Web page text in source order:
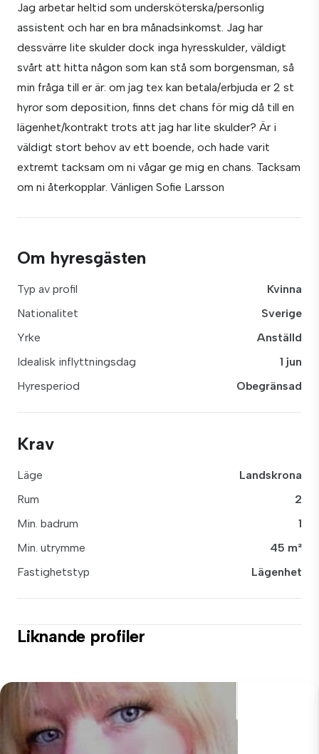
Jag arbetar heltid som undersköterska/personlig
assistent och har en bra månadsinkomst. Jag har
dessvärre lite skulder dock inga hyresskulder, väldigt
svårt att hitta någon som kan stå som borgensman, så
min fråga till er är: om jag tex kan betala/erbjuda er 2 st
hyror som deposition, finns det chans för mig då till en
lägenhet/kontrakt trots att jag har lite skulder? Är i
väldigt stort behov av ett boende, och hade varit
extremt tacksam om ni vågar ge mig en chans. Tacksam
om ni återkopplar. Vänligen Sofie Larsson
Om hyresgästen
Typ av profil
Kvinna
Nationalitet
Sverige
Yrke
Anställd
Idealisk inflyttningsdag
1 jun
Hyresperiod
Obegränsad
Krav
Läge
Landskrona
Rum
2
Min. badrum
1
Min. utrymme
45 m²
Fastighetstyp
Lägenhet
Liknande profiler